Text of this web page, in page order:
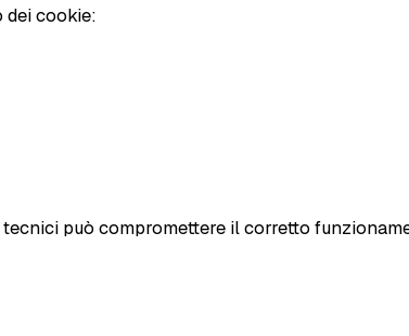
cookie:
può compromettere il corretto